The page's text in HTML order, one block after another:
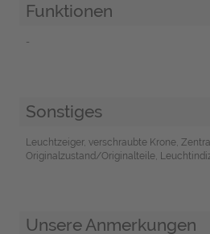
Funktionen
-
Sonstiges
Leuchtzeiger, verschraubte Krone,
Originalzustand/Originalteile,
Unsere Anmerkungen